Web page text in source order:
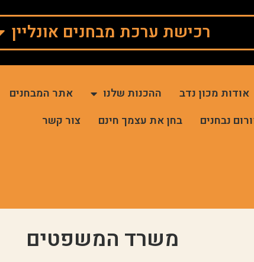
רכישת ערכת מבחנים אונליין
אודות מכון נדב ההכנות שלנו
אתר המבחנים
נבחנים
בחן את עצמך חינם צור קשר
משרד המשפטים